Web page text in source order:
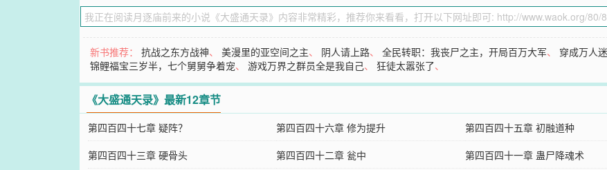
新书推荐：抗战之东方战神、美漫里的亚空间之主、 阴人请上路、全民转职：我丧尸之主，开局百万大军、 穿成万人
锦鲤福宝三岁半，七个舅舅争着宠、游戏万界之群员全是我自己、狂徒太嚣张了、
《大盛通天录》最新12章节
第四百四十七章 疑阵？ 第四百四十六章 修为提升 第四百四十五章 初融道种
第四百四十三章 硬骨头
第四百四十二章 瓮中 第四百四十一章 蛊尸降魂术